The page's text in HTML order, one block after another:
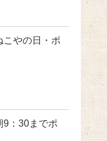
こやの日・ポ
9：30までポ